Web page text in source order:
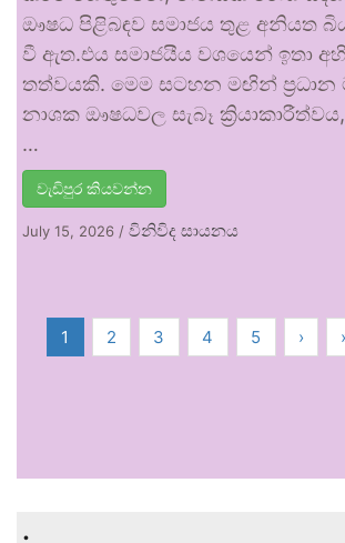
ඖෂධ පිළිබඳව සමාජය තුළ අනියත
වී ඇත.එය සමාජයීය වශයෙන් ඉතා
තත්වයකි. මෙම සටහන මඟින්
නාශක ඖෂධවල සැබෑ
…
වැඩිපුර කියවන්න
July 15, 2026 / විනිවිද සායනය
1 2 3 4 5 ›
.